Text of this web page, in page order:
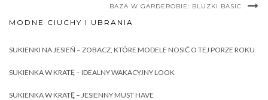
BAZA W GARDEROBIE: BLUZKI BASIC
MODNE CIUCHY I UBRANIA
SUKIENKI NA JESIEŃ – ZOBACZ, KTÓRE MODELE NOSIĆ O TEJ PORZE ROKU
SUKIENKA W KRATĘ – IDEALNY WAKACYJNY LOOK
SUKIENKA W KRATĘ – JESIENNY MUST HAVE